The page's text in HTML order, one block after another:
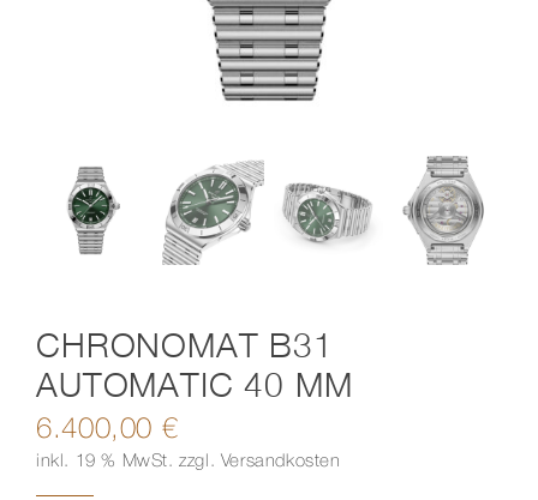
CHRONOMAT B31
AUTOMATIC 40 MM
6.400,00 €
inkl. 19 % MwSt. zzgl. Versandkosten